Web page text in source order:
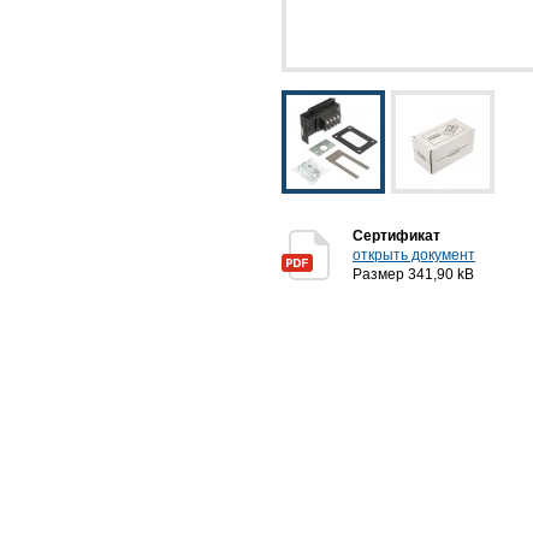
Сертификат
открыть документ
Размер 341,90 kB